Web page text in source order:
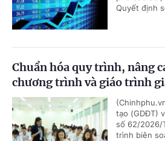
Quyết định
Chuẩn hóa quy trình, nâng
chương trình và giáo trình
tạo (GDĐT)
số 62/2026/
trình biên